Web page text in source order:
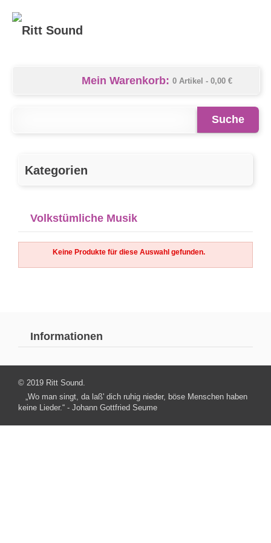
Mein Warenkorb: 0 Artikel - 0,00 €
Suche
Kategorien
Volkstümliche Musik
Keine Produkte für diese Auswahl gefunden.
Informationen
© 2019 Ritt Sound.
„Wo man singt, da laß' dich ruhig nieder, böse Menschen haben
keine Lieder.“ - Johann Gottfried Seume